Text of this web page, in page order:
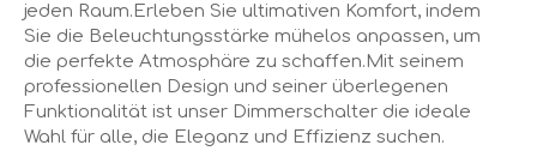
jeden Raum.Erleben Sie ultimativen Komfort, indem
Sie die Beleuchtungsstärke mühelos anpassen, um
die perfekte Atmosphäre zu schaffen.Mit seinem
professionellen Design und seiner überlegenen
Funktionalität ist unser Dimmerschalter die ideale
Wahl für alle, die Eleganz und Effizienz suchen.